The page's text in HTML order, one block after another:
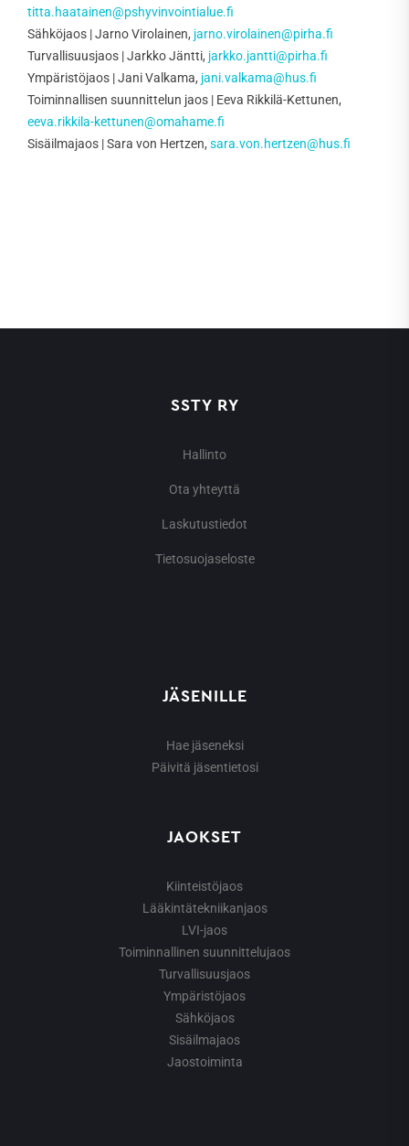
titta.haatainen@pshyvinvointialue.fi
Sähköjaos | Jarno Virolainen, jarno.virolainen@pirha.fi
Turvallisuusjaos | Jarkko Jäntti, jarkko.jantti@pirha.fi
Ympäristöjaos | Jani Valkama, jani.valkama@hus.fi
Toiminnallisen suunnittelun jaos | Eeva Rikkilä-Kettunen,
eeva.rikkila-kettunen@omahame.fi
Sisäilmajaos | Sara von Hertzen, sara.von.hertzen@hus.fi
SSTY RY
Hallinto
Ota yhteyttä
Laskutustiedot
Tietosuojaseloste
JÄSENILLE
Hae jäseneksi
Päivitä jäsentietosi
JAOKSET
Kiinteistöjaos
Lääkintätekniikanjaos
LVI-jaos
Toiminnallinen suunnittelujaos
Turvallisuusjaos
Ympäristöjaos
Sähköjaos
Sisäilmajaos
Jaostoiminta